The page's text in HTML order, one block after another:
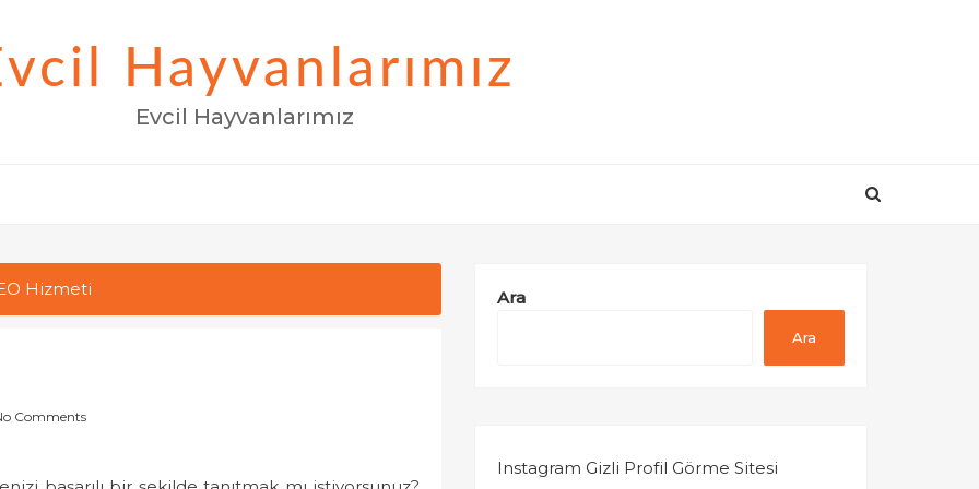
Hayvanlarımız
Evcil Hayvanlarımız
Hizmeti
Comments
Ara
Ara
Instagram Gizli Profil Görme Sitesi